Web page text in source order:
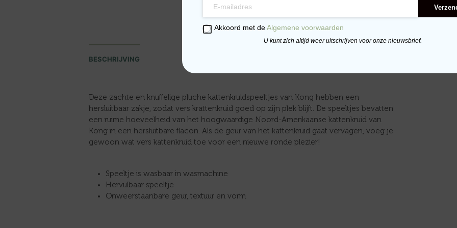
BESCHRIJVING
Deze zachte en knuffelige pluche kattenkruidspeeltjes van Kong hebben een
hersluitbaar zakje, zodat vers krattenkruid goed op zijn plek blijft. De speeltjes bevatten
een ruime hoeveelheid van het hoogwaardige Noord-Amerikaanse kattenkruid van
Kong in een hersluitbare flacon. Als de geur van het kattenkruid gaat vervagen, voeg je
gewoon wat vers kattenkruid toe voor een nieuwe ronde plezier!
Speeltje is wasbaar in wasmachine
Hervulbaar speeltje
Onweerstaanbare geur, textuur en vorm
Akkoord met deAlgemene voorwaarden
U kunt zich altijd weer uitschrijven voor onze nieuwsbrief.